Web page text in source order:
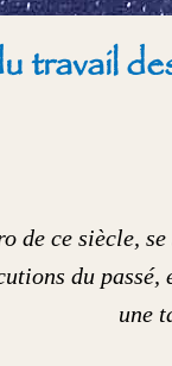
travail
de ce siècle, se
du passé,
une